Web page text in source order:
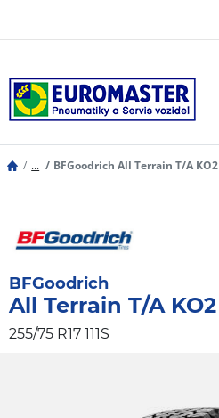
... BFGoodrich All Terrain T/A KO2
BFGoodrich
All Terrain T/A KO2
255/75 R17 111S